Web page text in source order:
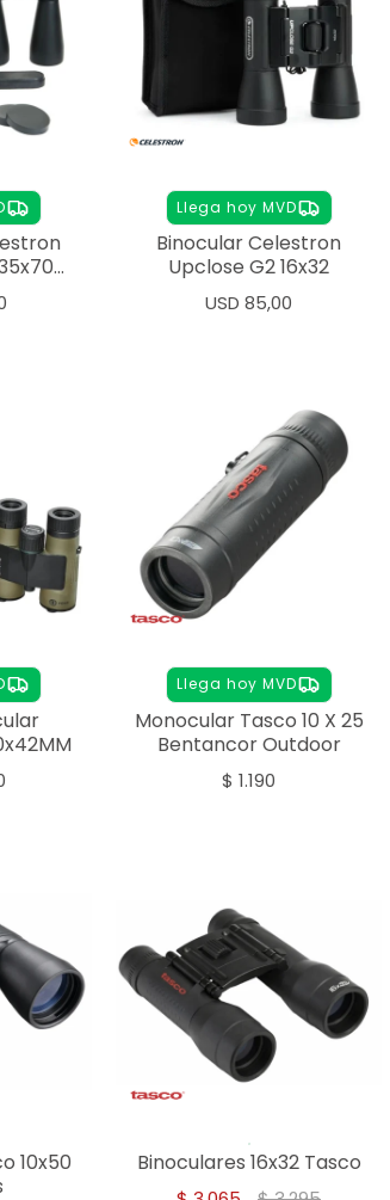
Llega hoy MVD
Binocular Celestron
Upclose G2 16x32
USD 85,00
Llega hoy MVD
Monocular Tasco 10 X 25
Bentancor Outdoor
$ 1.190
10x50
Binoculares 16x32 Tasco